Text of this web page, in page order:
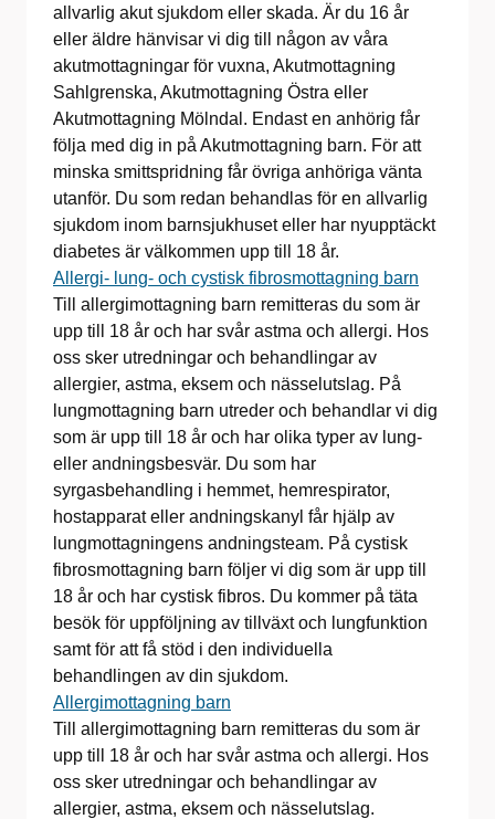
allvarlig akut sjukdom eller skada. Är du 16 år
eller äldre hänvisar vi dig till någon av våra
akutmottagningar för vuxna, Akutmottagning
Sahlgrenska, Akutmottagning Östra eller
Akutmottagning Mölndal. Endast en anhörig får
följa med dig in på Akutmottagning barn. För att
minska smittspridning får övriga anhöriga vänta
utanför. Du som redan behandlas för en allvarlig
sjukdom inom barnsjukhuset eller har nyupptäckt
diabetes är välkommen upp till 18 år.
Allergi- lung- och cystisk fibrosmottagning barn
Till allergimottagning barn remitteras du som är
upp till 18 år och har svår astma och allergi. Hos
oss sker utredningar och behandlingar av
allergier, astma, eksem och nässelutslag. På
lungmottagning barn utreder och behandlar vi dig
som är upp till 18 år och har olika typer av lung-
eller andningsbesvär. Du som har
syrgasbehandling i hemmet, hemrespirator,
hostapparat eller andningskanyl får hjälp av
lungmottagningens andningsteam. På cystisk
fibrosmottagning barn följer vi dig som är upp till
18 år och har cystisk fibros. Du kommer på täta
besök för uppföljning av tillväxt och lungfunktion
samt för att få stöd i den individuella
behandlingen av din sjukdom.
Allergimottagning barn
Till allergimottagning barn remitteras du som är
upp till 18 år och har svår astma och allergi. Hos
oss sker utredningar och behandlingar av
allergier, astma, eksem och nässelutslag.